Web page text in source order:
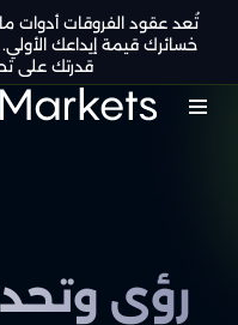
التراخيص الجماعية
تُعد عقود الفروقات أدوات
خسائرك قيمة إيداعك
قدرتك على
M4Markets
Regulated
رؤى